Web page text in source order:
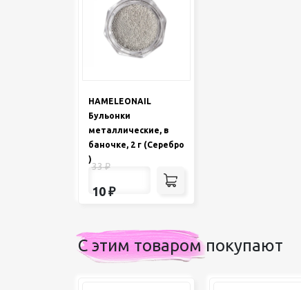
HAMELEONAIL
Бульонки
металлические, в
баночке, 2 г (Серебро
)
33₽
10 ₽
С этим товаром покупают